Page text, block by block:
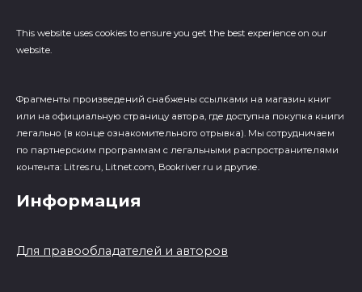
This website uses cookies to ensure you get the best experience on our
website.
Фрагменты произведений cнабжены ссылками на магазин книг
или на официальную страницу автора, где доступна покупка книги
легально (в конце ознакомительного отрывка). Мы сотрудничаем
по партнерским программам с легальными распространителями
контента: Litres.ru, Litnet.com, Bookriver.ru и другие.
Информация
Для правообладателей и авторов